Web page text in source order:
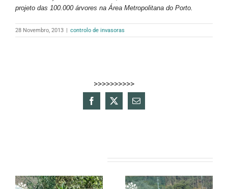
projeto das 100.000 árvores na Área Metropolitana do Porto.
28 Novembro, 2013 | controlo de invasoras
>>>>>>>>>>
Facebook
X
Email
(necessário